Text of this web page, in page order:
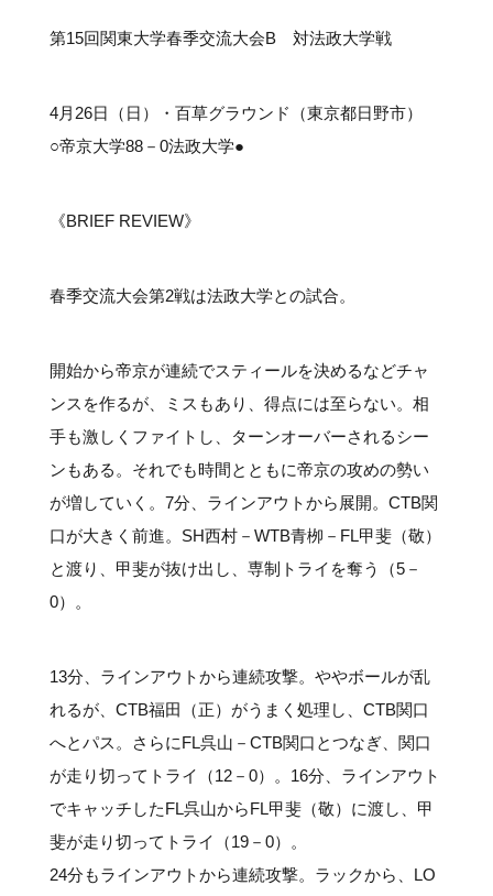
#メディア情報#キャンプ
第15回関東大学春季交流大会B 対法政大学戦
4月26日（日）・百草グラウンド（東京都日野市）
○帝京大学88－0法政大学●
《BRIEF REVIEW》
春季交流大会第2戦は法政大学との試合。
開始から帝京が連続でスティールを決めるなどチャ
ンスを作るが、ミスもあり、得点には至らない。相
手も激しくファイトし、ターンオーバーされるシー
ンもある。それでも時間とともに帝京の攻めの勢い
が増していく。7分、ラインアウトから展開。CTB関
口が大きく前進。SH西村－WTB青栁－FL甲斐（敬）
と渡り、甲斐が抜け出し、専制トライを奪う（5－
0）。
13分、ラインアウトから連続攻撃。ややボールが乱
れるが、CTB福田（正）がうまく処理し、CTB関口
へとパス。さらにFL呉山－CTB関口とつなぎ、関口
が走り切ってトライ（12－0）。16分、ラインアウト
でキャッチしたFL呉山からFL甲斐（敬）に渡し、甲
斐が走り切ってトライ（19－0）。
24分もラインアウトから連続攻撃。ラックから、LO